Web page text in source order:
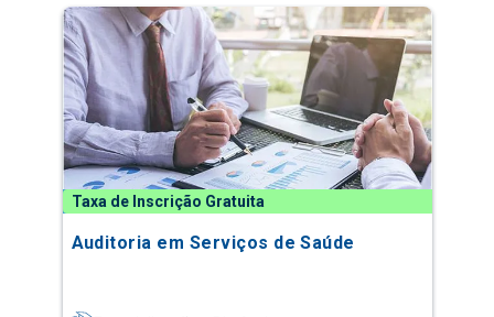
Taxa de Inscrição Gratuita
Auditoria em Serviços de Saúde